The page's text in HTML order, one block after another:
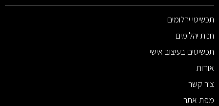
תכשיטי יהלומים
חנות יהלומים
תכשיטים בעיצוב אישי
אודות
צור קשר
מפת אתר